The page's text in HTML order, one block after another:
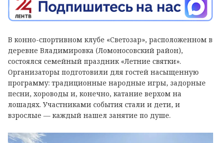
В конно-спортивном клубе «Светозар», расположенном в
деревне Владимировка (Ломоносовский район),
состоялся семейный праздник «Летние святки».
Организаторы подготовили для гостей насыщенную
программу: традиционные народные игры, задорные
песни, хороводы и, конечно, катание верхом на
лошадях. Участниками события стали и дети, и
взрослые — каждый нашел занятие по душе.